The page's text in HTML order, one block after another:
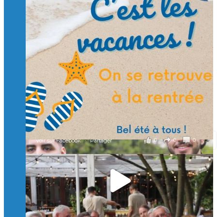
Charger plus Suivre sur Instagram
🙏 Soutenez l’Isep via la taxe d’apprentissage 2026
et contribuons ensemble à former les générations
d’ingénieurs de demain. 🙏
Merci à tous !
🎯 Taxe d’apprentissage 2026 : avec l'Isep, investissez pour
un numérique au service de l'humain !
À l’Isep, nous formons des ingénieurs, des bachelors, des
Mastères Spécialisés, qui allient excellence technologique et
valeurs humaines, au cœur de notre pro
...Voir plus
il y a 2 mois
0 0 0
Voir sur Facebook · Partager
🚀Afterwork à Genève 🚀
🥳 Le 22 avril dernier, 14 Alumni vivant / travaillant
en Suisse ont partagé un moment convivial de
retrouvailles et d'échanges !